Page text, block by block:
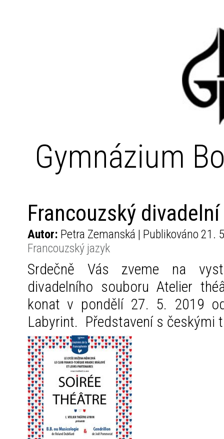
Gymnázium
Francouzský
Autor: Petra Zemanská | Publikováno 21.
Francouzský jazyk
Srdečně Vás zveme na
divadelního souboru Atelier
konat v pondělí 27. 5. 2019
Labyrint. Představení s českými